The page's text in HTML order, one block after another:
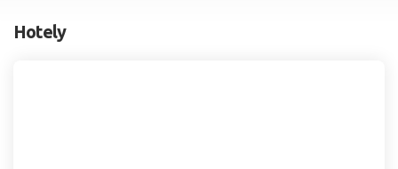
2 dospelí, 0 deti
Hotely